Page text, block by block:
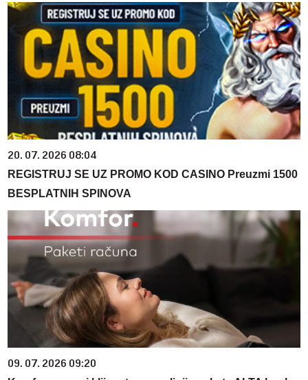
20. 07. 2026 08:04
REGISTRUJ SE UZ PROMO KOD CASINO Preuzmi 1500
BESPLATNIH SPINOVA
09. 07. 2026 09:20